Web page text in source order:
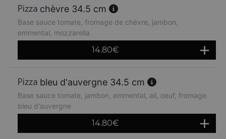
chèvre 34.5 cm
Base sauce tomate, fromage de chèvre, jambon,
emmental, mozzarella
14.80€
bleu d'auvergne 34.5 cm
Base sauce tomate, jambon, emmental, ail, oeuf, fromage
bleu d'auvergne
14.80€